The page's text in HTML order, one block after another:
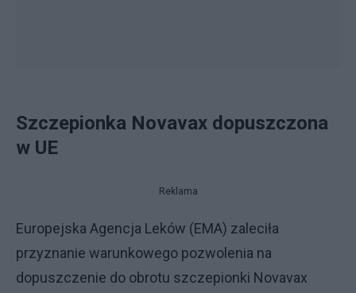
Szczepionka Novavax dopuszczona
w UE
Reklama
Europejska Agencja Leków (EMA) zaleciła
przyznanie warunkowego pozwolenia na
dopuszczenie do obrotu szczepionki Novavax